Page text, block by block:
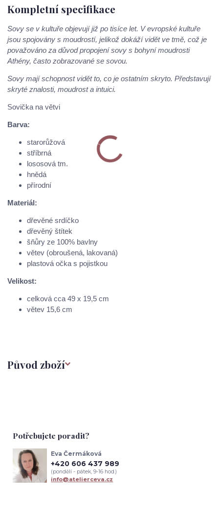
Kompletní specifikace
Sovy se v kultuře objevují již po tisíce let. V evropské kultuře
jsou spojovány s moudrostí, jelikož dokáží vidět ve tmě, což je
považováno za důvod propojení sovy s bohyní moudrosti
Athény, často zobrazované se sovou.
Sovy mají schopnost vidět to, co je ostatním skryto. Představují
skryté znalosti, moudrost a intuici.
Sovička na větvi
Barva:
starorůžová
stříbrná
lososová tm.
hnědá
přírodní
Materiál:
dřevěné srdíčko
dřevěný štítek
šňůry ze 100% bavlny
větev (obroušená, lakovaná)
plastová očka s pojistkou
Velikost:
celková cca 49 x 19,5 cm
větev 15,6 cm
Původ zboží
Potřebujete poradit?
Eva Čermáková
+420 606 437 989
(pondělí - pátek, 9-16 hod.)
info@atelierceva.cz